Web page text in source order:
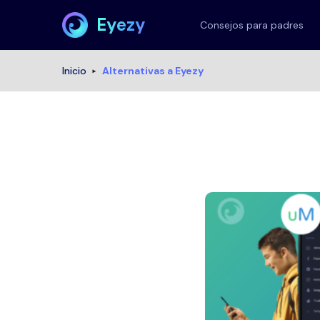
Eyezy Consejos para padres
Inicio Alternativas a Eyezy